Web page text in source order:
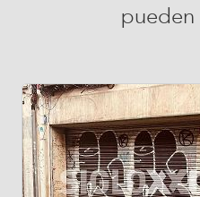
pueden